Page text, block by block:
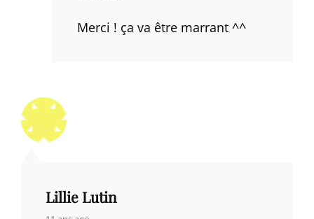
Merci ! ça va être marrant ^^
Lillie Lutin